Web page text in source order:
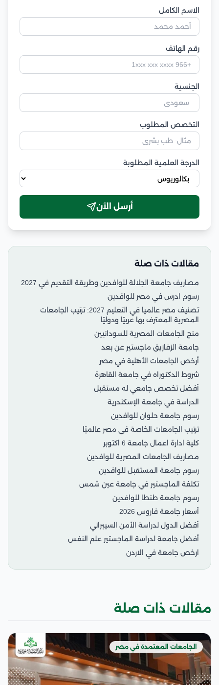
الاسم الكامل
رقم الهاتف
الجنسية
التخصص المطلوب
الدرجة العلمية المطلوبة
أرسل الآن
مقالات ذات صلة
مصاريف جامعة الجلالة للوافدين وطريقة التقديم في 2027
رسوم ادرس في مصر للوافدين
تصنيف مصر عالميا في التعليم 2027: ترتيب الجامعات
المصرية المعترف بها عربيًا ودوليًا
منح الجامعات المصرية للسودانيين
جامعة الزقازيق ماجستير عن بعد
أرخص الجامعات الأهلية في مصر
شروط الدكتوراه في جامعة القاهرة
أفضل تخصص جامعي له مستقبل
الدراسة في جامعة الإسكندرية
رسوم جامعة حلوان للوافدين
ترتيب الجامعات الخاصة في مصر عالميًا
كلية ادارة اعمال جامعة 6 اكتوبر
مصاريف الجامعات المصرية للوافدين
رسوم جامعة المستقبل للوافدين
تكلفة الماجستير في جامعة عين شمس
رسوم جامعة طنطا للوافدين
أسعار جامعة فاروس 2026
أفضل الدول لدراسة الأمن السيبراني
أفضل جامعة لدراسة الماجستير علم النفس
ارخص جامعة في الاردن
مقالات ذات صلة
الجامعات المعتمدة في مصر